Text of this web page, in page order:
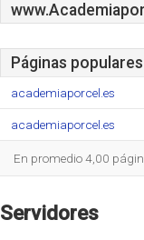
Páginas populares
academiaporcel.es
academiaporcel.es
En promedio 4,00
Servidores